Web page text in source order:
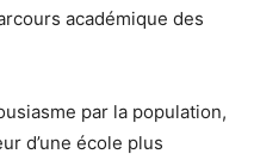
académique des
par la population,
d’une école plus